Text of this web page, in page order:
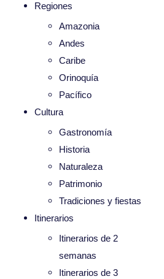
Regiones
Amazonia
Andes
Caribe
Orinoquía
Pacífico
Cultura
Gastronomía
Historia
Naturaleza
Patrimonio
Tradiciones y fiestas
Itinerarios
Itinerarios de 2
semanas
Itinerarios de 3